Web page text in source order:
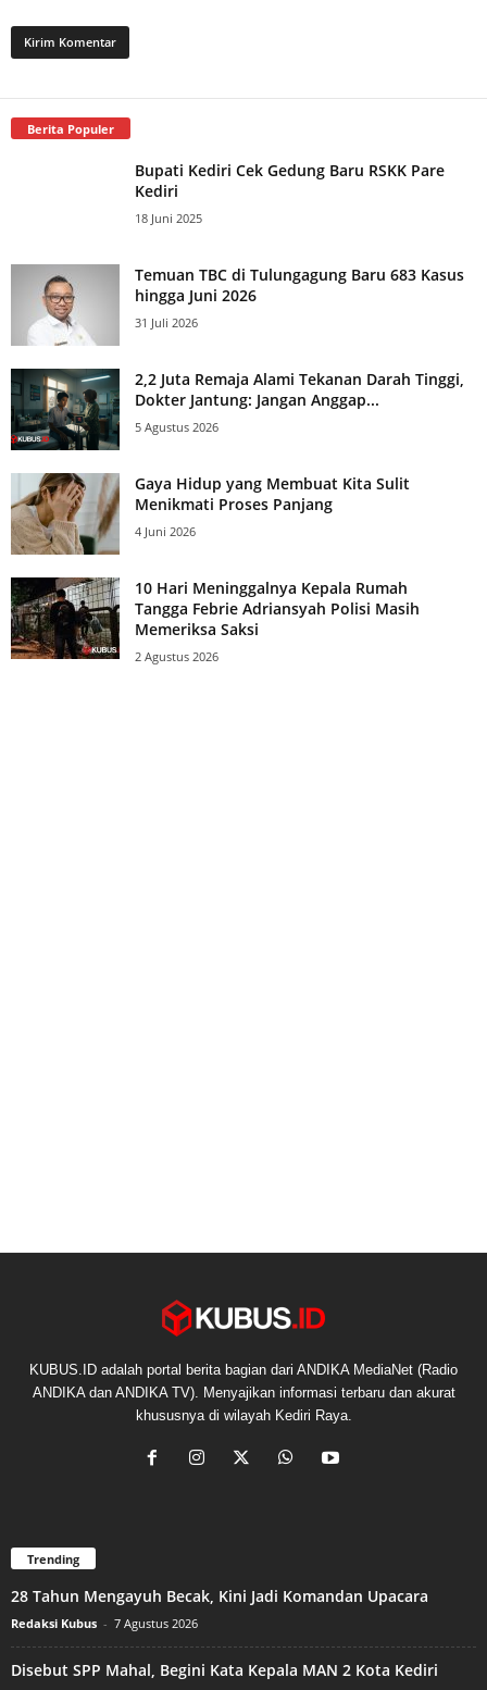
Berita Populer
Bupati Kediri Cek Gedung Baru RSKK Pare
Kediri
18 Juni 2025
Temuan TBC di Tulungagung Baru 683 Kasus
hingga Juni 2026
31 Juli 2026
2,2 Juta Remaja Alami Tekanan Darah Tinggi,
Dokter Jantung: Jangan Anggap...
5 Agustus 2026
Gaya Hidup yang Membuat Kita Sulit
Menikmati Proses Panjang
4 Juni 2026
10 Hari Meninggalnya Kepala Rumah
Tangga Febrie Adriansyah Polisi Masih
Memeriksa Saksi
2 Agustus 2026
KUBUS.ID adalah portal berita bagian dari ANDIKA MediaNet (Radio
ANDIKA dan ANDIKA TV). Menyajikan informasi terbaru dan akurat
khususnya di wilayah Kediri Raya.
Trending
28 Tahun Mengayuh Becak, Kini Jadi Komandan Upacara
Redaksi Kubus - 7 Agustus 2026
Disebut SPP Mahal, Begini Kata Kepala MAN 2 Kota Kediri